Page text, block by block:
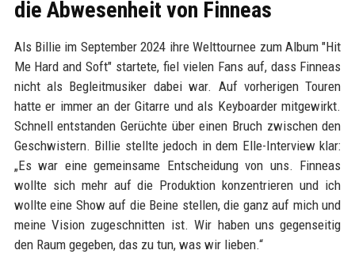
die Abwesenheit von Finneas
Als Billie im September 2024 ihre Welttournee zum Album "Hit
Me Hard and Soft" startete, fiel vielen Fans auf, dass Finneas
nicht als Begleitmusiker dabei war. Auf vorherigen Touren
hatte er immer an der Gitarre und als Keyboarder mitgewirkt.
Schnell entstanden Gerüchte über einen Bruch zwischen den
Geschwistern. Billie stellte jedoch in dem Elle-Interview klar:
„Es war eine gemeinsame Entscheidung von uns. Finneas
wollte sich mehr auf die Produktion konzentrieren und ich
wollte eine Show auf die Beine stellen, die ganz auf mich und
meine Vision zugeschnitten ist. Wir haben uns gegenseitig
den Raum gegeben, das zu tun, was wir lieben.“